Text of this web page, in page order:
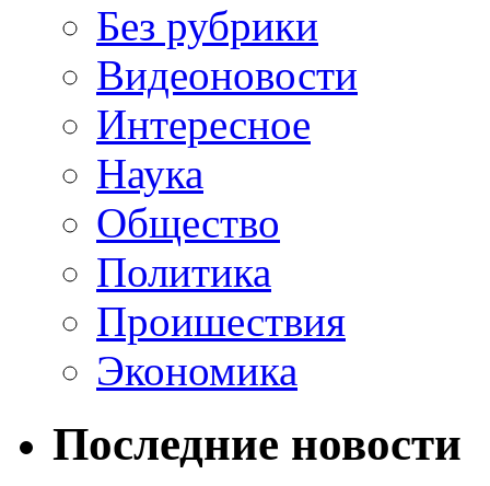
Без рубрики
Видеоновости
Интересное
Наука
Общество
Политика
Проишествия
Экономика
Последние новости